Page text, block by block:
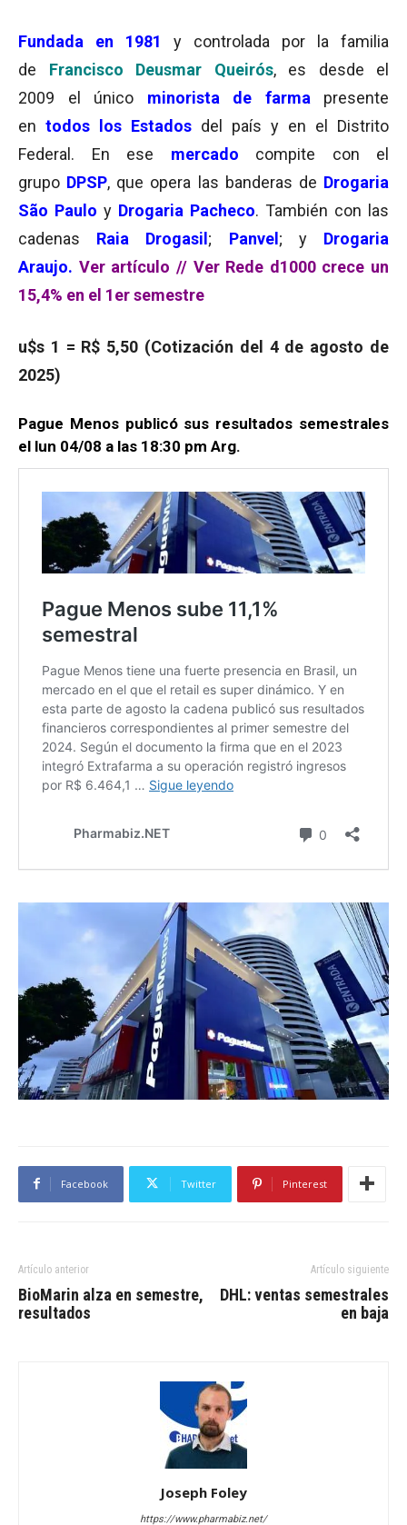
Fundada en 1981
y controlada por la familia
de Francisco Deusmar Queirós, es desde el
2009 el único
minorista de farma
presente
en todos los Estados del país y en el Distrito
Federal. En ese mercado compite con el
grupo DPSP, que opera las banderas de Drogaria
São Paulo y Drogaria Pacheco. También con las
cadenas Raia Drogasil ; Panvel ; y Drogaria
Araujo. Ver artículo // Ver Rede d1000 crece un
15,4% en el 1er semestre
u$s 1 = R$ 5,50 (Cotización del 4 de agosto de
2025)
Pague Menos publicó sus resultados semestrales
el lun 04/08 a las 18:30 pm Arg.
Facebook Twitter Pinterest
Artículo anterior
BioMarin alza en semestre,
resultados
Artículo siguiente
DHL: ventas semestrales
en baja
Joseph Foley
https://www.pharmabiz.net/